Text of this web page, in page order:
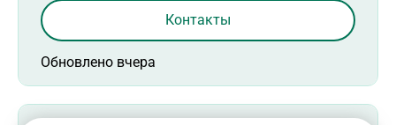
Обновлено вчера
Контакты